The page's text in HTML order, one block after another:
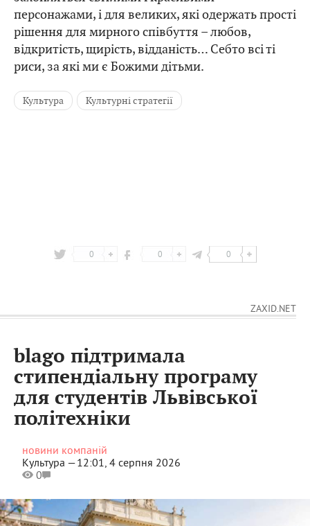
персонажами, і для великих, які одержать прості
рішення для мирного співбуття – любов,
відкритість, щирість, відданість… Себто всі ті
риси, за які ми є Божими дітьми.
Культура Культурні стратегії
0 0 0
ZAXID.NET
blago підтримала
стипендіальну програму
для студентів Львівської
політехніки
новини компаній
Культура —12:01, 4 серпня 2026
0